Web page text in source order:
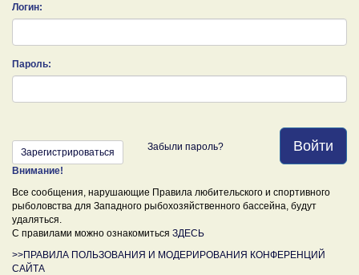
Логин:
Пароль:
Войти
Зарегистрироваться Забыли пароль?
Внимание!
Все сообщения, нарушающие Правила любительского и спортивного
рыболовства для Западного рыбохозяйственного бассейна, будут
удаляться.
С правилами можно ознакомиться ЗДЕСЬ
>>ПРАВИЛА ПОЛЬЗОВАНИЯ И МОДЕРИРОВАНИЯ КОНФЕРЕНЦИЙ
САЙТА